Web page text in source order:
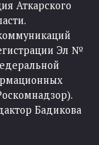
Аткарского
Эл №
Бадикова